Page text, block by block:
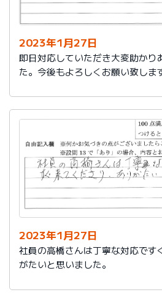
2023年1月27日
即日対応していただき大変助かり
た。今後もよろしくお願い致しま
2023年1月27日
社員の高橋さんは丁寧な対応です
がたいと思いました。